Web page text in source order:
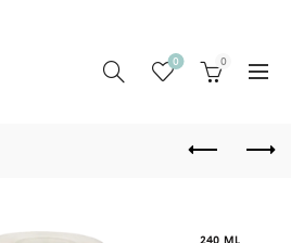
0 0
240 ML